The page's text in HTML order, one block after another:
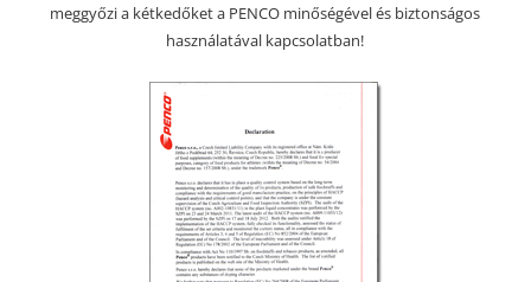
meggyőzi a kétkedőket a PENCO minőségével és biztonságos
használatával kapcsolatban!